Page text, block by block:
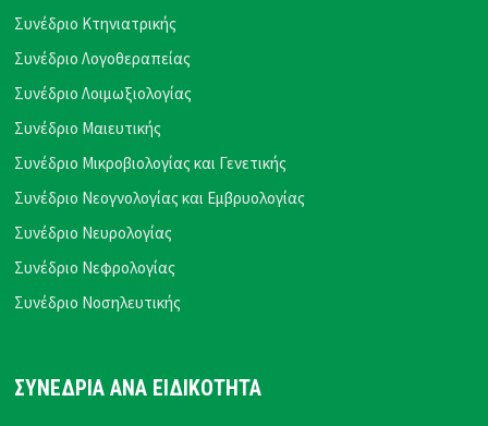
Συνέδριο Κτηνιατρικής
Συνέδριο Λογοθεραπείας
Συνέδριο Λοιμωξιολογίας
Συνέδριο Μαιευτικής
Συνέδριο Μικροβιολογίας και Γενετικής
Συνέδριο Νεογνολογίας και Εμβρυολογίας
Συνέδριο Νευρολογίας
Συνέδριο Νεφρολογίας
Συνέδριο Νοσηλευτικής
ΣΥΝΕΔΡΙΑ ΑΝΑ ΕΙΔΙΚΟΤΗΤΑ